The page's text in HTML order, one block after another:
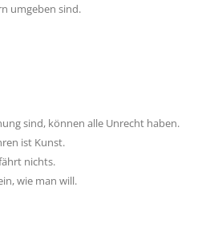
umgeben sind.
sind, können alle Unrecht haben.
ist Kunst.
nichts.
wie man will.